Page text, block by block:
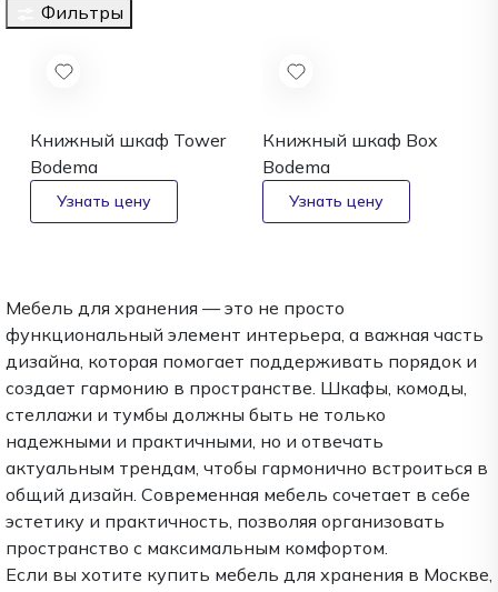
Фильтры
Книжный шкаф Tower
Bodema
Книжный шкаф Box
Bodema
Мебель для хранения — это не просто
функциональный элемент интерьера, а важная часть
дизайна, которая помогает поддерживать порядок и
создает гармонию в пространстве. Шкафы, комоды,
стеллажи и тумбы должны быть не только
надежными и практичными, но и отвечать
актуальным трендам, чтобы гармонично встроиться в
общий дизайн. Современная мебель сочетает в себе
эстетику и практичность, позволяя организовать
пространство с максимальным комфортом.
Если вы хотите купить мебель для хранения в Москве,